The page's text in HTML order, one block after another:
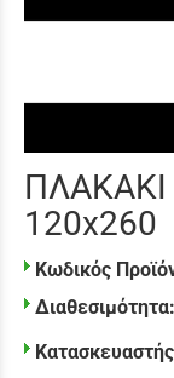
ΠΛΑΚΑΚΙ
120x260
Κωδικός
Διαθεσιμότητα: